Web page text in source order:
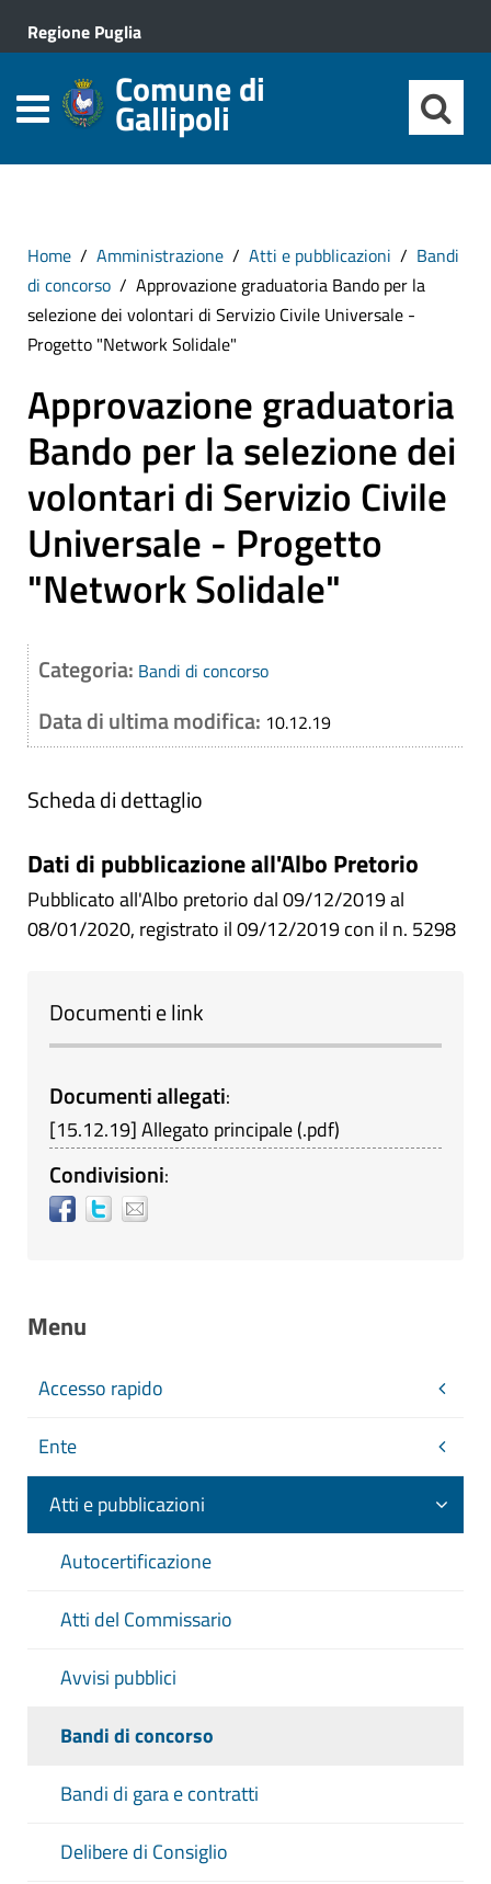
Regione Puglia
Comune di
Gallipoli
Home Amministrazione Atti e pubblicazioni
Bandi
di concorso
Approvazione graduatoria Bando per la
selezione dei volontari di Servizio Civile Universale -
Progetto "Network Solidale"
Approvazione graduatoria
Bando per la selezione dei
volontari di Servizio Civile
Universale - Progetto
"Network Solidale"
Categoria: Bandi di concorso
Data di ultima modifica: 10.12.19
Scheda di dettaglio
Dati di pubblicazione all'Albo Pretorio
Pubblicato all'Albo pretorio dal 09/12/2019 al
08/01/2020, registrato il 09/12/2019 con il n. 5298
Documenti e link
Documenti allegati:
[15.12.19]Allegato principale(.pdf)
Condivisioni:
Menu
Accesso rapido
Ente
Atti e pubblicazioni
Autocertificazione
Atti del Commissario
Avvisi pubblici
Bandi di concorso
Bandi di gara e contratti
Delibere di Consiglio